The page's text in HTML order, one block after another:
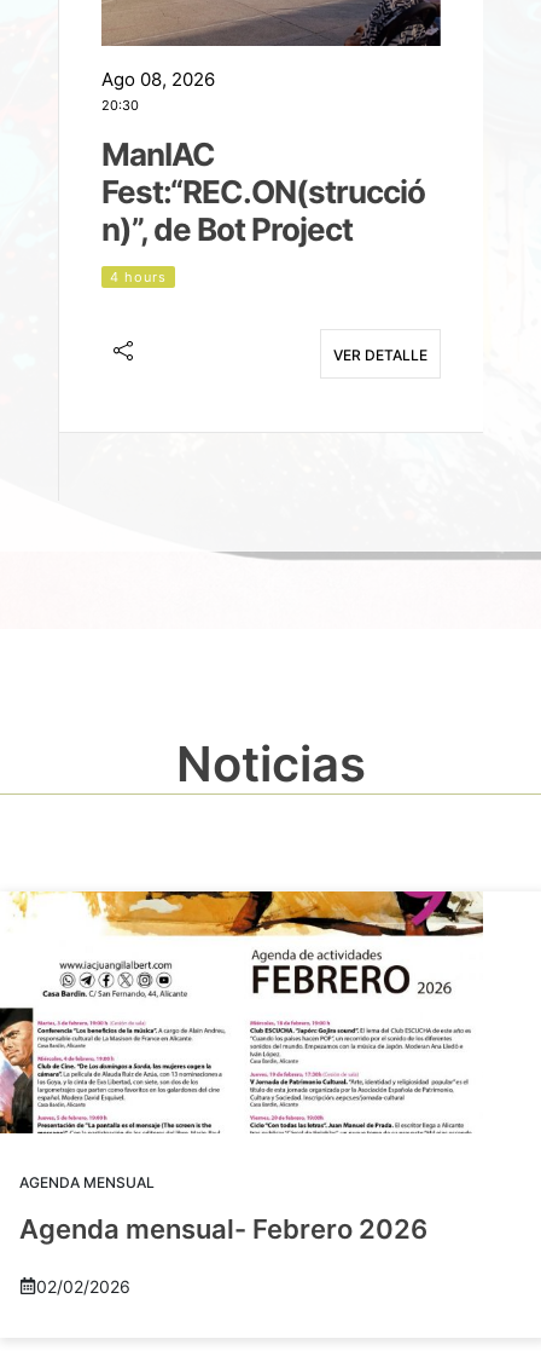
Ago 08, 2026
20:30
ManIAC
Fest:“REC.ON(strucció
n)”, de Bot Project
4 hours
VER DETALLE
Noticias
AGENDA MENSUAL
Agenda mensual- Febrero 2026
02/02/2026